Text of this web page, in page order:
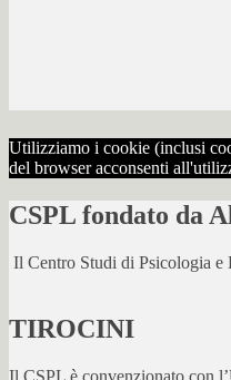
Utilizziamo i cookie (inclusi
del browser acconsenti
CSPL fondato da
Il Centro Studi di Psicologia e
TIROCINI